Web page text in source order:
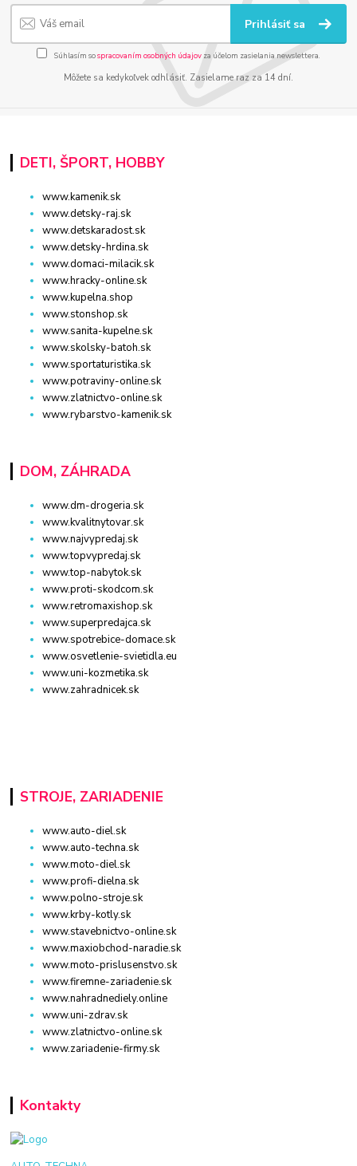
Prihlásiť sa
Súhlasím sospracovaním osobných údajov za účelom zasielania newslettera.
Môžete sa kedykoľvek odhlásiť. Zasielame raz za 14 dní.
DETI, ŠPORT, HOBBY
www.kamenik.sk
www.detsky-raj.sk
www.detskaradost.sk
www.detsky-hrdina.sk
www.domaci-milacik.sk
www.hracky-online.sk
www.kupelna.shop
www.stonshop.sk
www.sanita-kupelne.sk
www.skolsky-batoh.sk
www.sportaturistika.sk
www.potraviny-online.sk
www.zlatnictvo-online.sk
www.rybarstvo-kamenik.sk
DOM, ZÁHRADA
www.dm-drogeria.sk
www.kvalitnytovar.sk
www.najvypredaj.sk
www.topvypredaj.sk
www.top-nabytok.sk
www.proti-skodcom.sk
www.retromaxishop.sk
www.superpredajca.sk
www.spotrebice-domace.sk
www.osvetlenie-svietidla.eu
www.uni-kozmetika.sk
www.zahradnicek.sk
STROJE, ZARIADENIE
www.auto-diel.sk
www.auto-techna.sk
www.moto-diel.sk
www.profi-dielna.sk
www.polno-stroje.sk
www.krby-kotly.sk
www.stavebnictvo-online.sk
www.maxiobchod-naradie.sk
www.moto-prislusenstvo.sk
www.firemne-zariadenie.sk
www.nahradnediely.online
www.uni-zdrav.sk
www.zlatnictvo-online.sk
www.zariadenie-firmy.sk
Kontakty